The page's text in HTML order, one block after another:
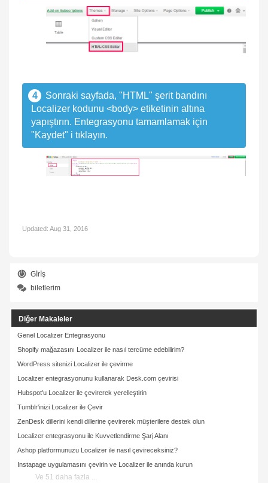
4
Sonraki sayfada, "HTML" şerit bandını
Localizer kodunu <body> etiketinin altına
yapıştırın. Entegrasyonu tamamlamak için
"Kaydet" i tıklayın.
Updated: Aug 31, 2016
Gİrİş
biletlerim
Diğer Makaleler
Genel Localizer Entegrasyonu
Shopify mağazasını Localizer ile nasıl tercüme edebilirim?
WordPress sitenizi Localizer ile çevirme
Localizer entegrasyonunu kullanarak Desk.com çevirisi
Hubspot'u Localizer ile çevirerek yerelleştirin
Tumblr'inizi Localizer ile Çevir
ZenDesk dillerini kendi dillerine çevirerek müşterilere destek olun
Localizer entegrasyonu ile Kuvvetlendirme Şarj Alanı
Ashop platformunuzu Localizer ile nasıl çevireceksiniz?
Instapage uygulamasını çevirin ve Localizer ile anında kurun
Ve 51 daha fazla ...